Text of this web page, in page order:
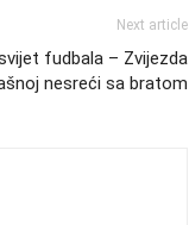
Next article
fudbala – Zvijezda
nesreći sa bratom